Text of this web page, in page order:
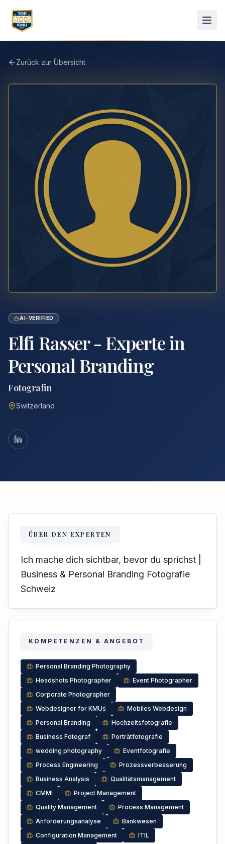
Zurück zur Übersicht
AI-VERIFIED
Elfi Rasser - Experte in
Personal Branding
Fotografin
Switzerland
ÜBER DEN EXPERTEN
Ich mache dich sichtbar, bevor du sprichst |
Business & Personal Branding Fotografie
Schweiz
KOMPETENZEN & ANGEBOT
Personal Branding Photography
Headshots Photographer
Event Photographer
Corporate Photographer
Webdesigner for KMUs
Mobiles Webdesign
Personal Branding
Hochzeitsfotografie
Business Fotograf
Porträtfotografie
wedding photography
Eventfotografie
Process Engineering
Prozessverbesserung
Business Analysis
Qualitätsmanagement
CMMI
Project Management
Quality Management
Process Management
Anforderungsanalyse
Bankwesen
Configuration Management
ITIL